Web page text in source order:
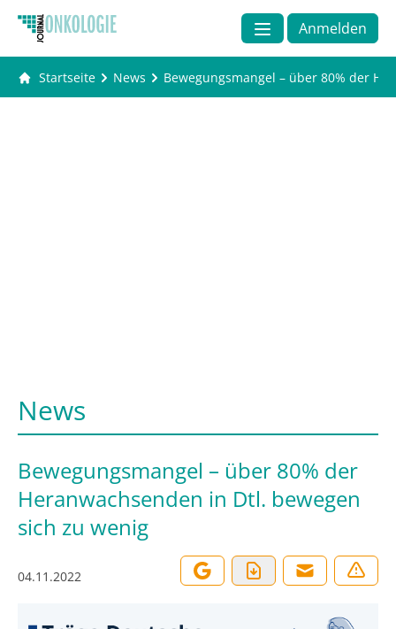
Anmelden
Startseite News Bewegungsmangel – über 80% der
News
Bewegungsmangel – über 80% der
Heranwachsenden in Dtl. bewegen
sich zu wenig
04.11.2022